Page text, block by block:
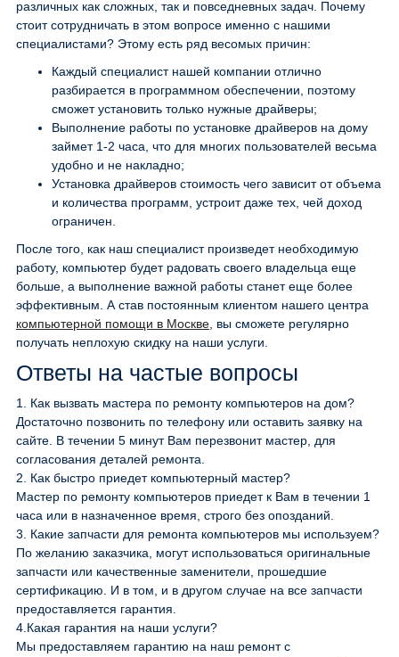
различных как сложных, так и повседневных задач. Почему
стоит сотрудничать в этом вопросе именно с нашими
специалистами? Этому есть ряд весомых причин:
Каждый специалист нашей компании отлично
разбирается в программном обеспечении, поэтому
сможет установить только нужные драйверы;
Выполнение работы по установке драйверов на дому
займет 1-2 часа, что для многих пользователей весьма
удобно и не накладно;
Установка драйверов стоимость чего зависит от объема
и количества программ, устроит даже тех, чей доход
ограничен.
После того, как наш специалист произведет необходимую
работу, компьютер будет радовать своего владельца еще
больше, а выполнение важной работы станет еще более
эффективным. А став постоянным клиентом нашего центра
компьютерной помощи в Москве , вы сможете регулярно
получать неплохую скидку на наши услуги.
Ответы на частые вопросы
1.
Как вызвать мастера по ремонту компьютеров на дом?
Достаточно позвонить по телефону или оставить заявку на
сайте. В течении 5 минут Вам перезвонит мастер, для
согласования деталей ремонта.
2.
Как быстро приедет компьютерный мастер?
Мастер по ремонту компьютеров приедет к Вам в течении 1
часа или в назначенное время, строго без опозданий.
3.
Какие запчасти для ремонта компьютеров мы используем?
По желанию заказчика, могут использоваться оригинальные
запчасти или качественные заменители, прошедшие
сертификацию. И в том, и в другом случае на все запчасти
предоставляется гарантия.
4. Какая гарантия на наши услуги?
Мы предоставляем гарантию на наш ремонт с